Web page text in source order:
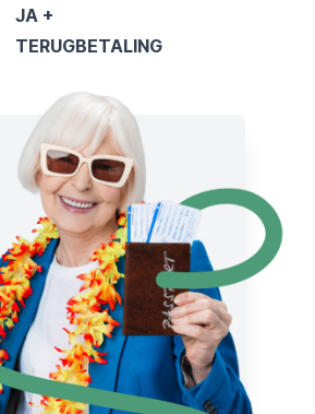
JA +
TERUGBETALING